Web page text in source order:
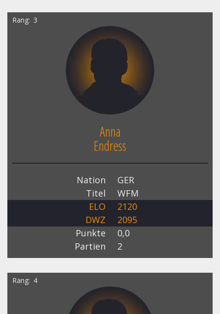
Rang 3
Anna
Endress
Nation
GER
Titel
WFM
ELO
2120
DWZ
2095
Punkte
0,0
Partien
2
Rang 4